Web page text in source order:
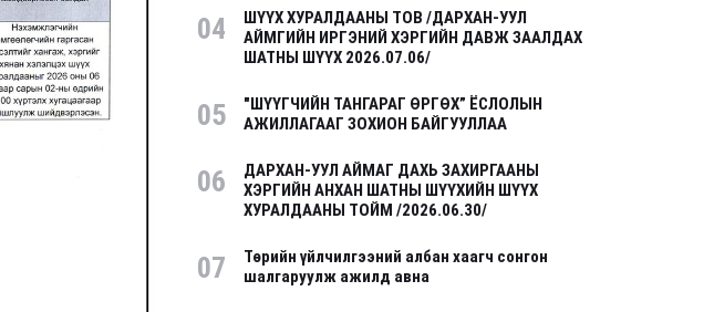
04
ШҮҮХ ХУРАЛДААНЫ ТОВ /ДАРХАН-УУЛ
АЙМГИЙН ИРГЭНИЙ ХЭРГИЙН ДАВЖ ЗААЛДАХ
ШАТНЫ ШҮҮХ 2026.07.06/
05
"ШҮҮГЧИЙН ТАНГАРАГ ӨРГӨХ” ЁСЛОЛЫН
АЖИЛЛАГААГ ЗОХИОН БАЙГУУЛЛАА
06
ДАРХАН-УУЛ АЙМАГ ДАХЬ ЗАХИРГААНЫ
ХЭРГИЙН АНХАН ШАТНЫ ШҮҮХИЙН ШҮҮХ
ХУРАЛДААНЫ ТОЙМ /2026.06.30/
07
Төрийн үйлчилгээний албан хаагч сонгон
шалгаруулж ажилд авна